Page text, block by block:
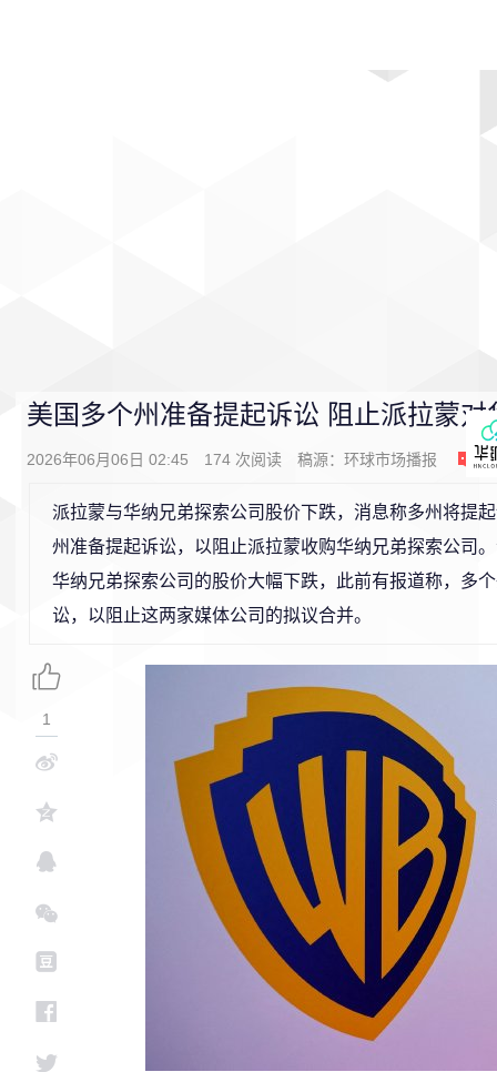
美国多个州准备提起诉讼 阻止派拉蒙
2026年06月06日 02:45 174 次阅读 稿源： 环球市场播报 0
派拉蒙与华纳兄弟探索公司股价下跌，消息称多州将提
州准备提起诉讼，以阻止派拉蒙收购华纳兄弟探索公司
华纳兄弟探索公司的股价大幅下跌，此前有报道称，多
讼，以阻止这两家媒体公司的拟议合并。
1